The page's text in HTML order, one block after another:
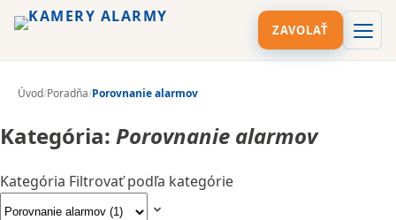
ZAVOLAŤ
Úvod/Poradňa/Porovnanie alarmov
Kategória: Porovnanie alarmov
Kategória Filtrovať podľa kategórie